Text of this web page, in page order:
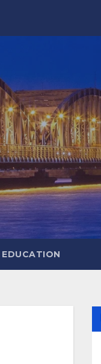
EDUCATION